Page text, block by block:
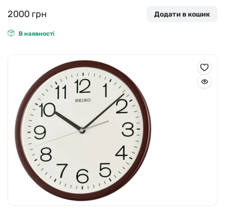
2000 грн Додати в кошик
В наявності